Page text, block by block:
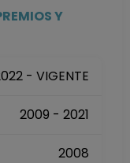
de
31-08-2023
B TC
Y
- VIGENTE
2009 - 2021
2008